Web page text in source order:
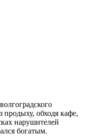
продыху, обходя кафе,
нарушителей
богатым.